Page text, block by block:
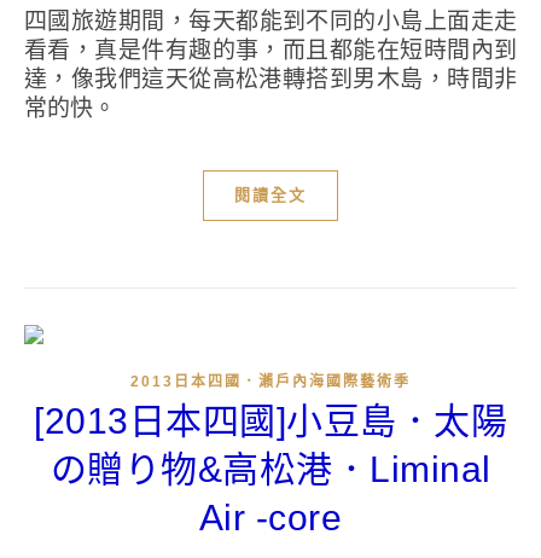
四國旅遊期間，每天都能到不同的小島上面走走
看看，真是件有趣的事，而且都能在短時間內到
達，像我們這天從高松港轉搭到男木島，時間非
常的快。
閱讀全文
2013日本四國．瀨戶內海國際藝術季
[2013日本四國]小豆島．太陽
の贈り物&高松港．Liminal
Air -core